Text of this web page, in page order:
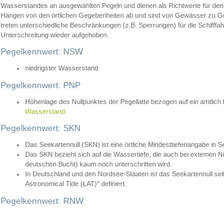
Wasserstandes an ausgewählten Pegeln und dienen als Richtwerte für
Hängen von den örtlichen Gegebenheiten ab und sind von Gewässer zu
treten unterschiedliche Beschränkungen (z.B. Sperrungen) für die
Unterschreitung wieder aufgehoben.
Pegelkennwert: NSW
niedrigster Wasserstand
Pegelkennwert: PNP
Höhenlage des Nullpunktes der Pegellatte bezogen auf ein amtlich
Wasserstand
Pegelkennwert: SKN
Das Seekartennull (SKN) ist eine örtliche Mindesttiefenangabe in
Das SKN bezieht sich auf die Wassertiefe, die auch bei extemen
deutschen Bucht) kaum noch unterschritten wird.
In Deutschland und den Nordsee-Staaten ist das Seekartennull
Astronomical Tide (LAT)" definiert.
Pegelkennwert: RNW